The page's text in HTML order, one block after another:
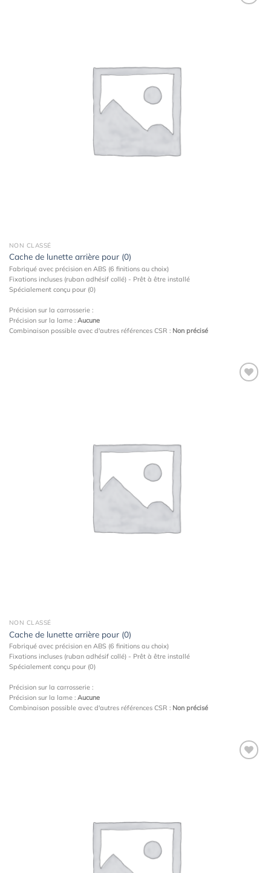
NON CLASSÉ
Cache de lunette arrière pour (0)
Fabriqué avec précision en ABS (6 finitions au choix)
Fixations incluses (ruban adhésif collé) - Prêt à être installé
Spécialement conçu pour (0)
Précision sur la carrosserie :
Précision sur la lame : Aucune
Combinaison possible avec d'autres références CSR : Non précisé
NON CLASSÉ
Cache de lunette arrière pour (0)
Fabriqué avec précision en ABS (6 finitions au choix)
Fixations incluses (ruban adhésif collé) - Prêt à être installé
Spécialement conçu pour (0)
Précision sur la carrosserie :
Précision sur la lame : Aucune
Combinaison possible avec d'autres références CSR : Non précisé